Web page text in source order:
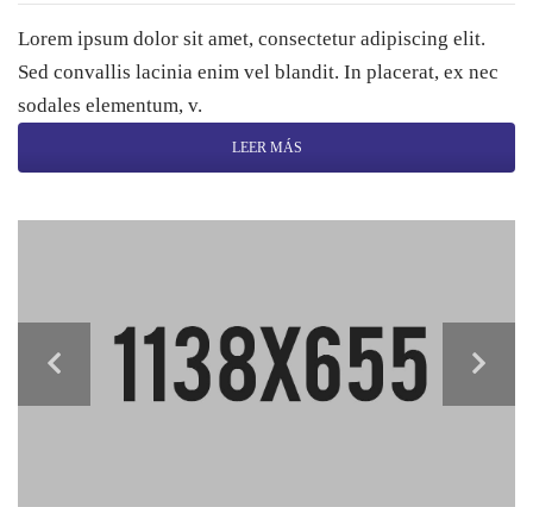
Lorem ipsum dolor sit amet, consectetur adipiscing elit.
Sed convallis lacinia enim vel blandit. In placerat, ex nec
sodales elementum, v.
LEER MÁS